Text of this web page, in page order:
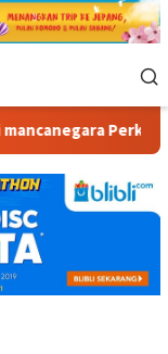
Industri Taman